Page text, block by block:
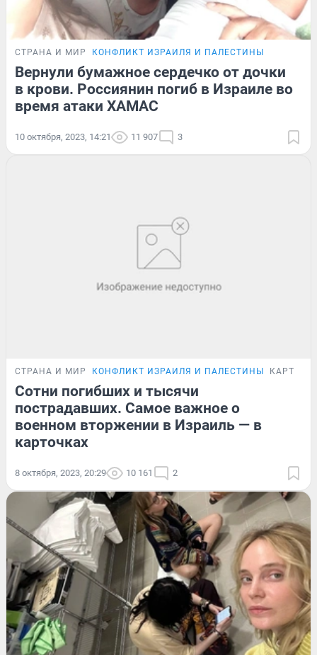
СТРАНА И МИР КОНФЛИКТ ИЗРАИЛЯ И ПАЛЕСТИНЫ
Вернули бумажное сердечко от дочки
в крови. Россиянин погиб в Израиле во
время атаки ХАМАС
10 октября, 2023, 14:21 11 907 3
СТРАНА И МИР КОНФЛИКТ ИЗРАИЛЯ И ПАЛЕСТИНЫ
Сотни погибших и тысячи
пострадавших. Самое важное о
военном вторжении в Израиль — в
карточках
8 октября, 2023, 20:29 10 161 2